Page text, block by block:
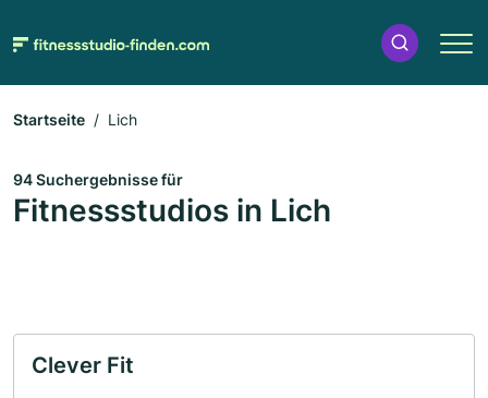
Startseite Lich
94 Suchergebnisse für
Fitnessstudios in Lich
Clever Fit